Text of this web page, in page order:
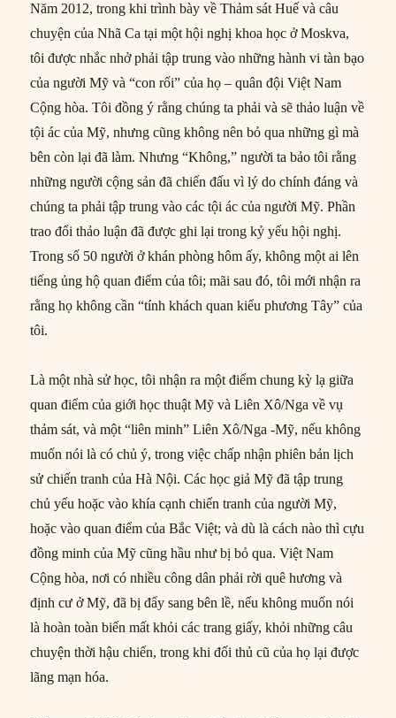
Năm 2012, trong khi trình bày về Thảm sát Huế và câu
chuyện của Nhã Ca tại một hội nghị khoa học ở Moskva,
tôi được nhắc nhở phải tập trung vào những hành vi tàn bạo
của người Mỹ và “con rối” của họ – quân đội Việt Nam
Cộng hòa. Tôi đồng ý rằng chúng ta phải và sẽ thảo luận về
tội ác của Mỹ, nhưng cũng không nên bỏ qua những gì mà
bên còn lại đã làm. Nhưng “Không,” người ta bảo tôi rằng
những người cộng sản đã chiến đấu vì lý do chính đáng và
chúng ta phải tập trung vào các tội ác của người Mỹ. Phần
trao đổi thảo luận đã được ghi lại trong kỷ yếu hội nghị.
Trong số 50 người ở khán phòng hôm ấy, không một ai lên
tiếng ủng hộ quan điểm của tôi; mãi sau đó, tôi mới nhận ra
rằng họ không cần “tính khách quan kiểu phương Tây” của
tôi.
Là một nhà sử học, tôi nhận ra một điểm chung kỳ lạ giữa
quan điểm của giới học thuật Mỹ và Liên Xô/Nga về vụ
thảm sát, và một “liên minh” Liên Xô/Nga -Mỹ, nếu không
muốn nói là có chủ ý, trong việc chấp nhận phiên bản lịch
sử chiến tranh của Hà Nội. Các học giả Mỹ đã tập trung
chủ yếu hoặc vào khía cạnh chiến tranh của người Mỹ,
hoặc vào quan điểm của Bắc Việt; và dù là cách nào thì cựu
đồng minh của Mỹ cũng hầu như bị bỏ qua. Việt Nam
Cộng hòa, nơi có nhiều công dân phải rời quê hương và
định cư ở Mỹ, đã bị đẩy sang bên lề, nếu không muốn nói
là hoàn toàn biến mất khỏi các trang giấy, khỏi những câu
chuyện thời hậu chiến, trong khi đối thủ cũ của họ lại được
lãng mạn hóa.